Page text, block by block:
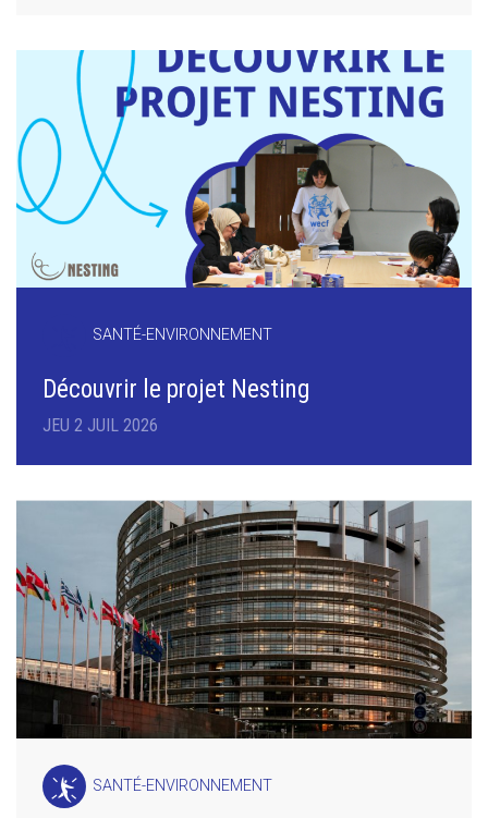
SANTÉ-ENVIRONNEMENT
Découvrir le projet Nesting
JEU 2 JUIL 2026
SANTÉ-ENVIRONNEMENT